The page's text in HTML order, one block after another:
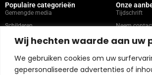
Wij hechten waarde aan uw
We gebruiken cookies om uw
gepersonaliseerde advertenties of
Populaire categorieën
Gemengde media
Schilderen
Abstract
Onze
Tijdschrift
Neem
Kunstenaars